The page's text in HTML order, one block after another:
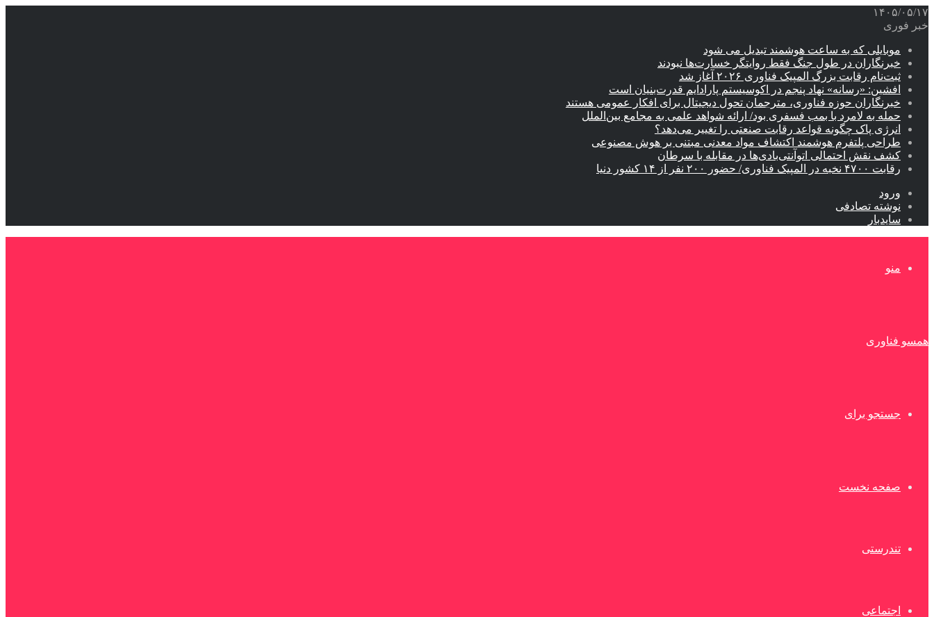
۱۴۰۵/۰۵/۱۷
خبر فوری
موبایلی که به ساعت هوشمند تبدیل می شود
خبرنگاران در طول جنگ فقط روایتگر خسارت‌ها نبودند
ثبت‌نام رقابت بزرگ المپیک فناوری ۲۰۲۶ آغاز شد
افشین: «رسانه» نهاد پنجم در اکوسیستم پارادایم قدرت‌بنیان است
خبرنگاران حوزه فناوری، مترجمان تحول دیجیتال برای افکار عمومی هستند
حمله به لامرد با بمب فسفری بود/ ارائه شواهد علمی به مجامع بین‌الملل
انرژی پاک چگونه قواعد رقابت صنعتی را تغییر می‌دهد؟
طراحی پلتفرم هوشمند اکتشاف مواد معدنی مبتنی بر هوش مصنوعی
کشف نقش احتمالی اتوآنتی‌بادی‌ها در مقابله با سرطان
رقابت ۴۷۰۰ نخبه در المپیک فناوری/ حضور ۲۰۰ نفر از ۱۴ کشور دنیا
ورود
نوشته تصادفی
سایدبار
منو
همسو فناوری
جستجو برای
صفحه نخست
تندرستی
اجتماعی